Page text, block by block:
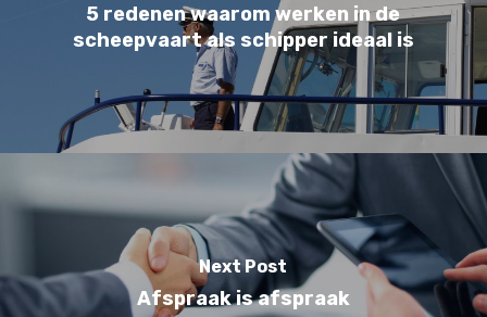
5 redenen waarom werken in de
scheepvaart als schipper ideaal is
Next Post
Afspraak is afspraak